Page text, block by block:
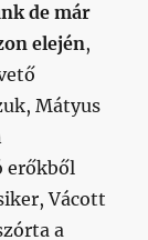
de már
elején,
Mátyus
erőkből
Vácott
a